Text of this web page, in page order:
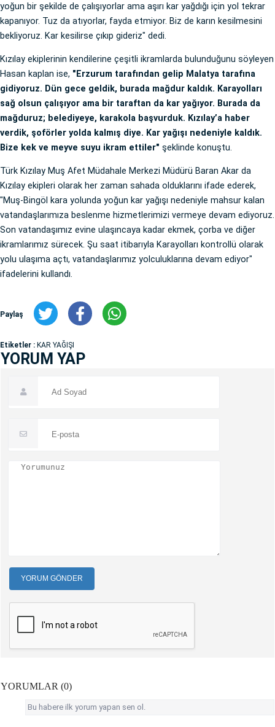
yoğun bir şekilde de çalışıyorlar ama aşırı kar yağdığı için yol tekrar
kapanıyor. Tuz da atıyorlar, fayda etmiyor. Biz de karın kesilmesini
bekliyoruz. Kar kesilirse çıkıp gideriz" dedi.
Kızılay ekiplerinin kendilerine çeşitli ikramlarda bulunduğunu söyleyen
Hasan kaplan ise, "Erzurum tarafından gelip Malatya tarafına
gidiyoruz. Dün gece geldik, burada mağdur kaldık. Karayolları
sağ olsun çalışıyor ama bir taraftan da kar yağıyor. Burada da
mağduruz; belediyeye, karakola başvurduk. Kızılay’a haber
verdik, şoförler yolda kalmış diye. Kar yağışı nedeniyle kaldık.
Bize kek ve meyve suyu ikram ettiler" şeklinde konuştu.
Türk Kızılay Muş Afet Müdahale Merkezi Müdürü Baran Akar da
Kızılay ekipleri olarak her zaman sahada olduklarını ifade ederek,
"Muş-Bingöl kara yolunda yoğun kar yağışı nedeniyle mahsur kalan
vatandaşlarımıza beslenme hizmetlerimizi vermeye devam ediyoruz.
Son vatandaşımız evine ulaşıncaya kadar ekmek, çorba ve diğer
ikramlarımız sürecek. Şu saat itibarıyla Karayolları kontrollü olarak
yolu ulaşıma açtı, vatandaşlarımız yolculuklarına devam ediyor"
ifadelerini kullandı.
Paylaş
Etiketler : KAR YAĞIŞI
YORUM YAP
YORUM GÖNDER
YORUMLAR (0)
Bu habere ilk yorum yapan sen ol.